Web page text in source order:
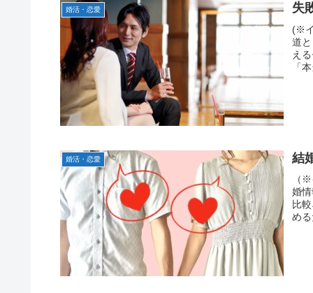
婚活・恋愛 失
(※
道
え
「
婚活・恋愛 結
（
婚
比
め